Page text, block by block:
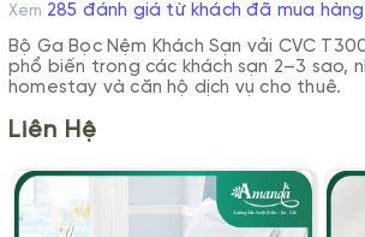
Xem 285 đánh giá từ khách đã mua hàng
Bộ Ga Bọc Nệm Khách Sạn vải CVC
phổ biến trong các khách sạn 2–3 sao,
homestay và căn hộ dịch vụ cho thuê.
Liên Hệ